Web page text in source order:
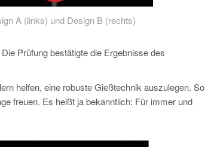
A (links) und Design B (rechts)
Prüfung bestätigte die Ergebnisse des
helfen, eine robuste Gießtechnik auszulegen. So
freuen. Es heißt ja bekanntlich: Für immer und